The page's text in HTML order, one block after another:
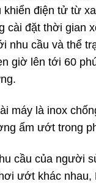
khiển điện tử từ
cài đặt thời gian
nhu cầu và thể
giờ lên tới 60
máy là inox
ẩm ướt trong
cầu của người
ướt khác nhau,